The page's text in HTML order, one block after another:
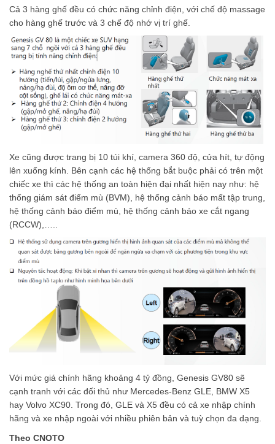
Cả 3 hàng ghế đều có chức năng chỉnh điện, với chế độ massage
cho hàng ghế trước và 3 chế độ nhớ vị trí ghế.
Xe cũng được trang bị 10 túi khí, camera 360 độ, cửa hít, tự động
lên xuống kính. Bên cạnh các hệ thống bắt buộc phải có trên một
chiếc xe thì các hệ thống an toàn hiện đại nhất hiện nay như: hệ
thống giám sát điểm mù (BVM), hệ thống cảnh báo mất tập trung,
hệ thống cảnh báo điểm mù, hệ thống cảnh báo xe cắt ngang
(RCCW),…..
Với mức giá chính hãng khoảng 4 tỷ đồng, Genesis GV80 sẽ
cạnh tranh với các đối thủ như Mercedes-Benz GLE, BMW X5
hay Volvo XC90. Trong đó, GLE và X5 đều có cả xe nhập chính
hãng và xe nhập ngoài với nhiều phiên bản và tuỳ chọn đa dạng.
Theo CNOTO